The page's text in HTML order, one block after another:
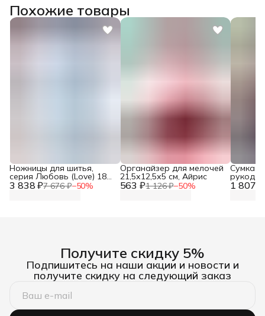
Похожие товары
3 838 ₽7 676 ₽−50%
Ножницы для шитья,
серия Любовь (Love) 18
см, Prym, 610540 563 ₽1 126 ₽−50%
Органайзер для мелочей
21,5х12,5х5 см, Айрис
1 807 ₽
Сумка
Получите скидку 5%
Подпишитесь на наши акции и новости и
получите скидку на следующий заказ